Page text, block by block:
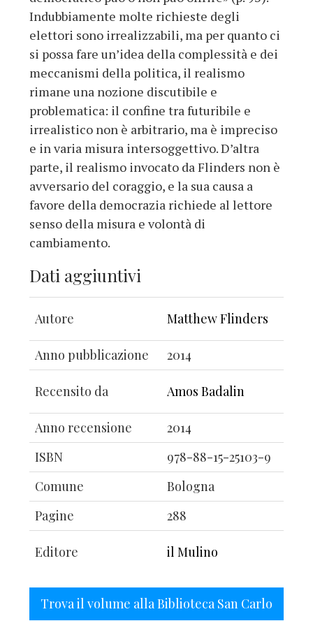
Indubbiamente molte richieste degli
elettori sono irrealizzabili, ma per quanto ci
si possa fare un’idea della complessità e dei
meccanismi della politica, il realismo
rimane una nozione discutibile e
problematica: il confine tra futuribile e
irrealistico non è arbitrario, ma è impreciso
e in varia misura intersoggettivo. D’altra
parte, il realismo invocato da Flinders non è
avversario del coraggio, e la sua causa a
favore della democrazia richiede al lettore
senso della misura e volontà di
cambiamento.
Dati aggiuntivi
Autore Matthew Flinders
Anno pubblicazione 2014
Recensito da Amos Badalin
Anno recensione
2014
ISBN
978-88-15-25103-9
Comune
Bologna
Pagine
288
Editore il Mulino
Trova il volume alla Biblioteca San Carlo